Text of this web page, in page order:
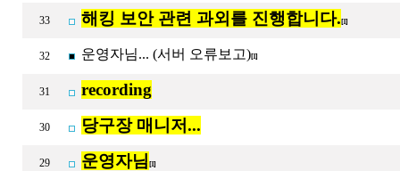
33 해킹 보안 관련 과외를 진행합니다. [1]
32 운영자님... (서버 오류보고)[1]
31 recording
30 당구장 매니저...
29 운영자님 [1]